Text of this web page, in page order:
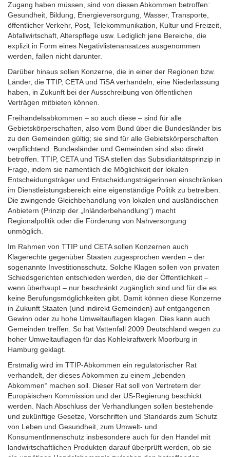
Zugang haben müssen, sind von diesen Abkommen betroffen:
Gesundheit, Bildung, Energieversorgung, Wasser, Transporte,
öffentlicher Verkehr, Post, Telekommunikation, Kultur und Freizeit,
Abfallwirtschaft, Alterspflege usw. Lediglich jene Bereiche, die
explizit in Form eines Negativlistenansatzes ausgenommen
werden, fallen nicht darunter.
Darüber hinaus sollen Konzerne, die in einer der Regionen bzw.
Länder, die TTIP, CETA und TiSA verhandeln, eine Niederlassung
haben, in Zukunft bei der Ausschreibung von öffentlichen
Verträgen mitbieten können.
Freihandelsabkommen – so auch diese – sind für alle
Gebietskörperschaften, also vom Bund über die Bundesländer bis
zu den Gemeinden gültig; sie sind für alle Gebietskörperschaften
verpflichtend. Bundesländer und Gemeinden sind also direkt
betroffen. TTIP, CETA und TiSA stellen das Subsidiaritätsprinzip in
Frage, indem sie namentlich die Möglichkeit der lokalen
Entscheidungsträger und Entscheidungsträgerinnen einschränken
im Dienstleistungsbereich eine eigenständige Politik zu betreiben.
Die zwingende Gleichbehandlung von lokalen und ausländischen
Anbietern (Prinzip der „Inländerbehandlung“) macht
Regionalpolitik oder die Förderung von Nahversorgung
unmöglich.
Im Rahmen von TTIP und CETA sollen Konzernen auch
Klagerechte gegenüber Staaten zugesprochen werden – der
sogenannte Investitionsschutz. Solche Klagen sollen von privaten
Schiedsgerichten entschieden werden, die der Öffentlichkeit –
wenn überhaupt – nur beschränkt zugänglich sind und für die es
keine Berufungsmöglichkeiten gibt. Damit können diese Konzerne
in Zukunft Staaten (und indirekt Gemeinden) auf entgangenen
Gewinn oder zu hohe Umweltauflagen klagen. Dies kann auch
Gemeinden treffen. So hat Vattenfall 2009 Deutschland wegen zu
hoher Umweltauflagen für das Kohlekraftwerk Moorburg in
Hamburg geklagt.
Erstmalig wird im TTIP-Abkommen ein regulatorischer Rat
verhandelt, der dieses Abkommen zu einem „lebenden
Abkommen“ machen soll. Dieser Rat soll von Vertretern der
Europäischen Kommission und der US-Regierung beschickt
werden. Nach Abschluss der Verhandlungen sollen bestehende
und zukünftige Gesetze, Vorschriften und Standards zum Schutz
von Leben und Gesundheit, zum Umwelt- und
KonsumentInnenschutz insbesondere auch für den Handel mit
landwirtschaftlichen Produkten darauf überprüft werden, ob sie